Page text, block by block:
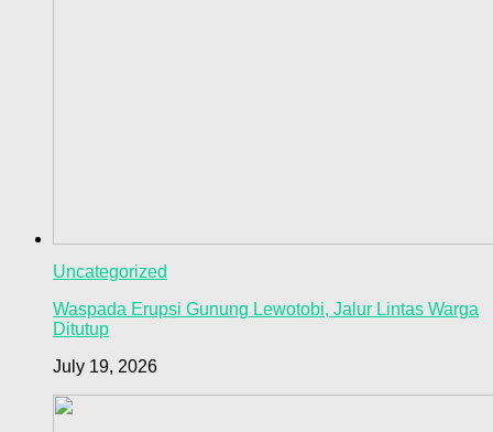
Uncategorized
Waspada Erupsi Gunung Lewotobi, Jalur Lintas Warga
Ditutup
July 19, 2026